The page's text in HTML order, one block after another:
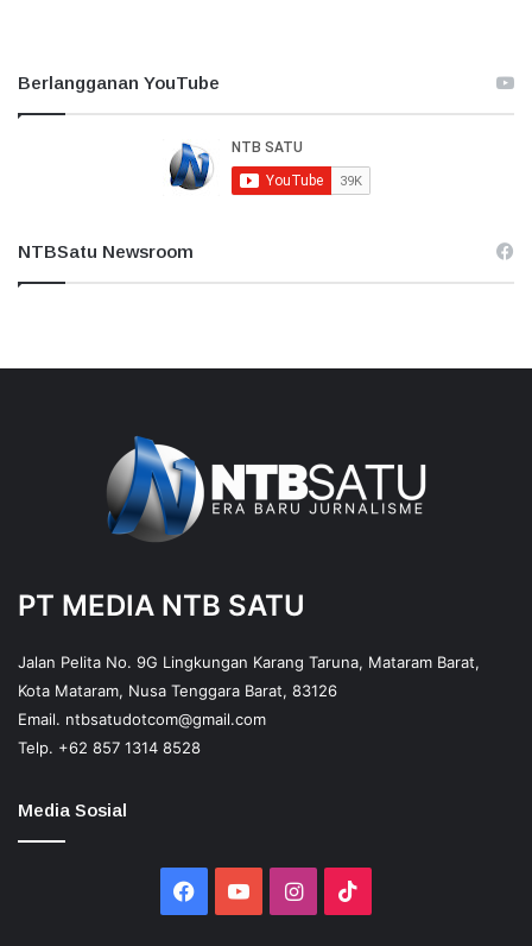
Berlangganan YouTube
NTBSatu Newsroom
PT MEDIA NTB SATU
Jalan Pelita No. 9G Lingkungan Karang Taruna, Mataram Barat,
Kota Mataram, Nusa Tenggara Barat, 83126
Email. ntbsatudotcom@gmail.com
Telp. +62 857 1314 8528
Media Sosial
Facebook
YouTubeInstagram